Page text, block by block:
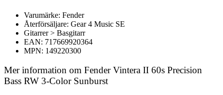
Varumärke: Fender
Återförsäljare: Gear 4 Music SE
Gitarrer > Basgitarr
EAN: 717669920364
MPN: 149220300
Mer information om Fender Vintera II 60s Precision
Bass RW 3-Color Sunburst